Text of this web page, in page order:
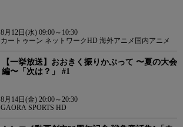
8月12日(水) 09:00～10:30
カートゥーン ネットワークHD 海外アニメ国内アニメ
【一挙放送】おおきく振りかぶって 〜夏の大会
編〜「次は？」 #1
8月14日(金) 20:00～20:30
GAORA SPORTS HD